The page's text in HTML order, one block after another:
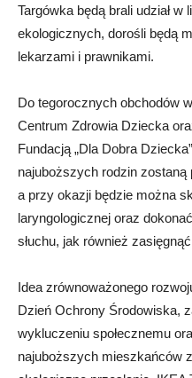
Targówka będą brali udział
ekologicznych, dorośli będą
lekarzami i prawnikami.
Do tegorocznych obchodów
Centrum Zdrowia Dziecka
Fundacją „Dla Dobra
najuboższych rodzin zostaną
a przy okazji będzie można
laryngologicznej oraz
słuchu, jak również
Idea zrównoważonego
Dzień Ochrony Środowiska,
wykluczeniu społecznemu
najuboższych mieszkańców